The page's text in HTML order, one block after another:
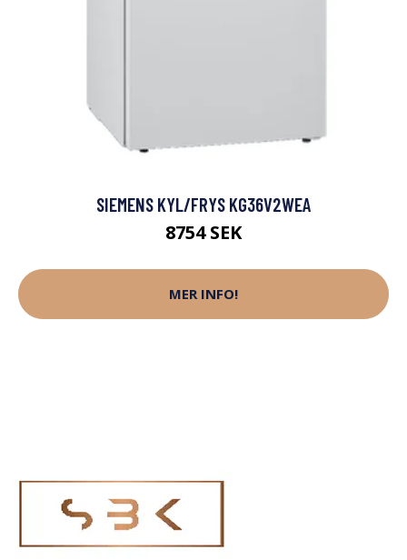
SIEMENS KYL/FRYS KG36V2WEA
8754 SEK
MER INFO!